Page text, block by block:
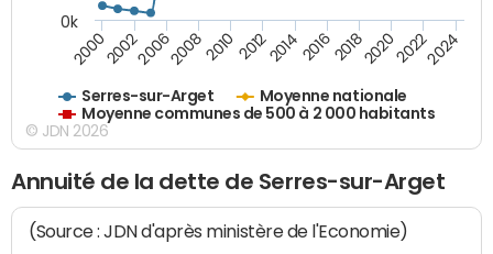
Serres-sur-Arget
Moyenne nationale
Moyenne communes de 500 à 2 000 habitants
20002002200620082010 2012201420162018202020222024
0k
© JDN 2026
Annuité de la dette de Serres-sur-Arget
(Source : JDN d'après ministère de l'Economie)